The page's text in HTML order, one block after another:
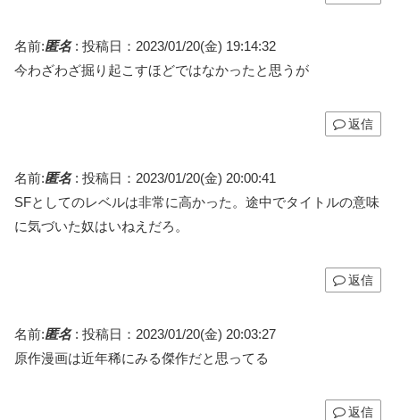
名前:匿名: 投稿日：2023/01/20(金) 19:14:32
今わざわざ掘り起こすほどではなかったと思うが
返信
名前:匿名: 投稿日：2023/01/20(金) 20:00:41
SFとしてのレベルは非常に高かった。途中でタイトルの意味
に気づいた奴はいねえだろ。
返信
名前:匿名: 投稿日：2023/01/20(金) 20:03:27
原作漫画は近年稀にみる傑作だと思ってる
返信